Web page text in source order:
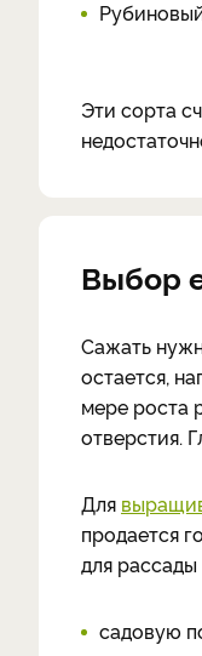
Эти сорта
Выбор
Сажать
остается,
мере роста
отверстия.
Для
продается
для
садовую